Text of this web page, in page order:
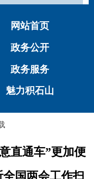
网站首页
政务公开
政务服务
魅力积石山
直通车”更加便
国两会工作扫